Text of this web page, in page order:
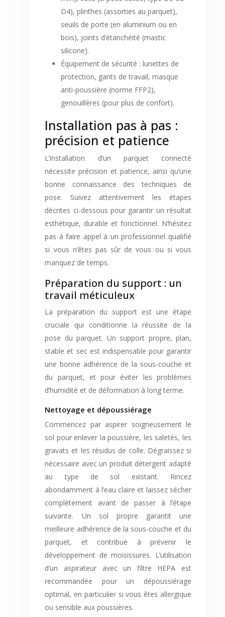
D4), plinthes (assorties au parquet),
seuils de porte (en aluminium ou en
bois), joints d’étanchéité (mastic
silicone).
Équipement de sécurité : lunettes de
protection, gants de travail, masque
anti-poussière (norme FFP2),
genouillères (pour plus de confort).
Installation pas à pas :
précision et patience
L’installation d’un parquet connecté
nécessite précision et patience, ainsi qu’une
bonne connaissance des techniques de
pose. Suivez attentivement les étapes
décrites ci-dessous pour garantir un résultat
esthétique, durable et fonctionnel. N’hésitez
pas à faire appel à un professionnel qualifié
si vous n’êtes pas sûr de vous ou si vous
manquez de temps.
Préparation du support : un
travail méticuleux
La préparation du support est une étape
cruciale qui conditionne la réussite de la
pose du parquet. Un support propre, plan,
stable et sec est indispensable pour garantir
une bonne adhérence de la sous-couche et
du parquet, et pour éviter les problèmes
d’humidité et de déformation à long terme.
Nettoyage et dépoussiérage
Commencez par aspirer soigneusement le
sol pour enlever la poussière, les saletés, les
gravats et les résidus de colle. Dégraissez si
nécessaire avec un produit détergent adapté
au type de sol existant. Rincez
abondamment à l’eau claire et laissez sécher
complètement avant de passer à l’étape
suivante. Un sol propre garantit une
meilleure adhérence de la sous-couche et du
parquet, et contribue à prévenir le
développement de moisissures. L’utilisation
d’un aspirateur avec un filtre HEPA est
recommandée pour un dépoussiérage
optimal, en particulier si vous êtes allergique
ou sensible aux poussières.